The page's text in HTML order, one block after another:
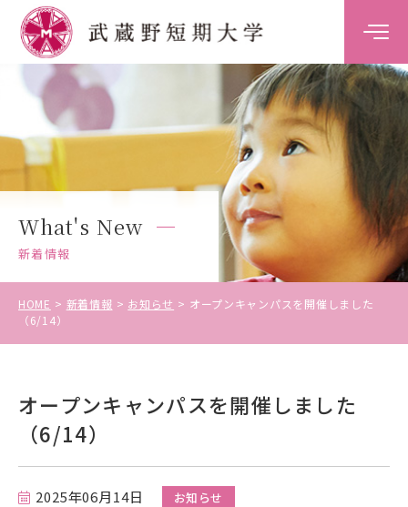
大学案内
学科案内
キャンパスライフ
キャリア・就職支援
入試情報
What's New
新着情報
HOME 新着情報 お知らせ
オープンキャンパスを開催しました
（6/14）
オープンキャンパスを開催しました
（6/14）
2025年06月14日 お知らせ